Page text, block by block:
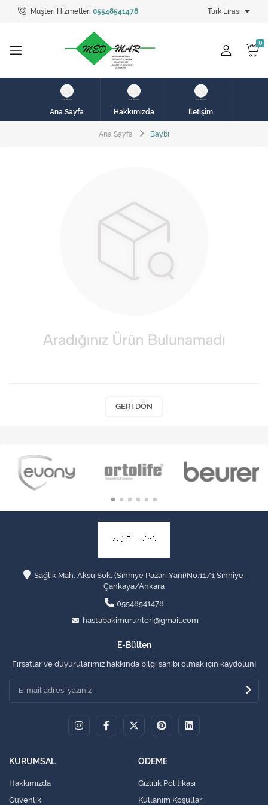
Müşteri Hizmetleri 05548541478 Türk Lirası
Tüm Kategoriler
hasta karyolası
HASTA KARYOLASI
SOLUNUM CİHAZLARI
TANSİYON ALETLERİ
TEKERLEKLİ SANDALYE
VARİS ÇORAPLARI
Ana Sayfa Hakkımızda İletişim
Ana Sayfa Baybi
GERI DÖN
Sağlık Mah. Aksu Sok. (Sıhhıye Pazarı Yanı)No:11/1 Sıhhiye-
Çankaya/Ankara
05548541478
hastabakimurunleri@gmail.com
E-Bülten
Fırsatlar ve duyurularımız hakkında bilgi sahibi olmak için kaydolun!
KURUMSAL
Hakkımızda
Güvenlik
ÖDEME
Gizlilik Politikası
Kullanım Koşulları